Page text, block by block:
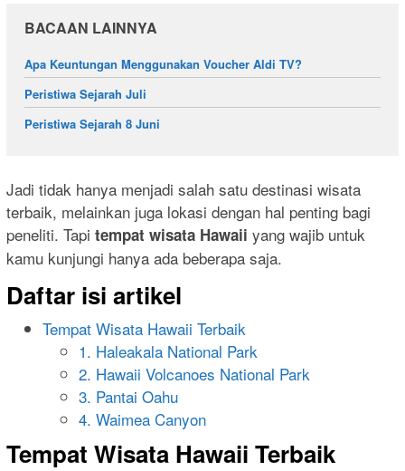
BACAAN LAINNYA
Apa Keuntungan Menggunakan Voucher Aldi TV?
Peristiwa Sejarah Juli
Peristiwa Sejarah 8 Juni
Jadi tidak hanya menjadi salah satu destinasi wisata
terbaik, melainkan juga lokasi dengan hal penting bagi
peneliti. Tapi tempat wisata Hawaii yang wajib untuk
kamu kunjungi hanya ada beberapa saja.
Daftar isi artikel
Tempat Wisata Hawaii Terbaik
1. Haleakala National Park
2. Hawaii Volcanoes National Park
3. Pantai Oahu
4. Waimea Canyon
Tempat Wisata Hawaii Terbaik